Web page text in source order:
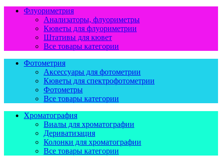
Флуориметрия
Анализаторы, флуориметры
Кюветы для флуориметрии
Штативы для кювет
Все товары категории
Фотометрия
Аксессуары для фотометрии
Кюветы для спектрофотометрии
Фотометры
Все товары категории
Хроматография
Виалы для хроматографии
Дериватизация
Колонки для хроматографии
Все товары категории